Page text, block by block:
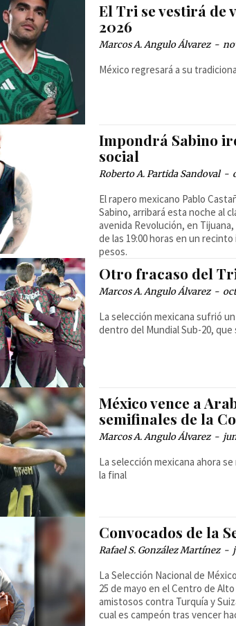
El Tri se vestirá de
2026
Marcos A. Angulo Álvarez -
México regresará a su
Impondrá Sabino
social
Roberto A. Partida Sandoval -
El rapero mexicano Pablo
Sabino, arribará esta noche al
avenida Revolución, en
de las 19:00 horas en un
pesos.
Otro fracaso del
Marcos A. Angulo Álvarez -
La selección mexicana sufrió
dentro del Mundial Sub-20,
México vence a
semifinales de la
Marcos A. Angulo Álvarez -
La selección mexicana ahora
la final
Convocados de la
Rafael S. González Martínez -
La Selección Nacional de
25 de mayo en el Centro de
amistosos contra Turquía y
cual es campeón tras vencer